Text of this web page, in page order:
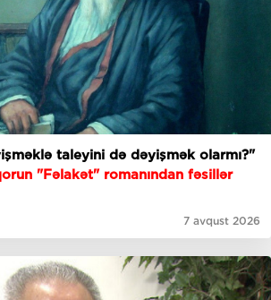
taleyini də dəyişmək olarmı?"
"Fəlakət" romanından fəsillər
7 avqust 2026